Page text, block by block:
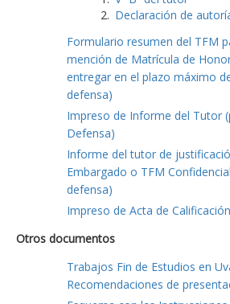
Declaración de
Formulario resumen del TFM
mención de Matrícula de
entregar en el plazo máximo
defensa)
Impreso de Informe del Tutor
Defensa)
Informe del tutor de
Embargado o TFM
defensa)
Impreso de Acta de
Otros documentos
Trabajos Fin de Estudios en
Recomendaciones de